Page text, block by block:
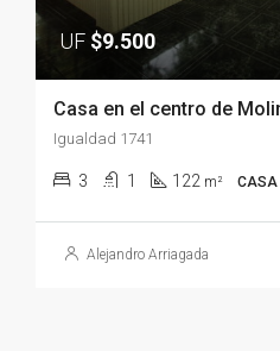
UF $9.500
Casa en el centro de
Igualdad 1741
3 1 122 m² CASA
Alejandro Arriagada